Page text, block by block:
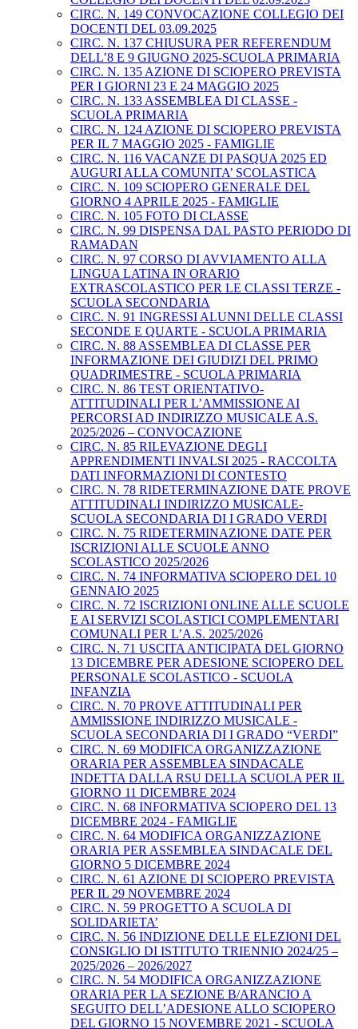
CIRC. N. 149 CONVOCAZIONE COLLEGIO DEI
DOCENTI DEL 03.09.2025
CIRC. N. 137 CHIUSURA PER REFERENDUM
DELL’8 E 9 GIUGNO 2025-SCUOLA PRIMARIA
CIRC. N. 135 AZIONE DI SCIOPERO PREVISTA
PER I GIORNI 23 E 24 MAGGIO 2025
CIRC. N. 133 ASSEMBLEA DI CLASSE -
SCUOLA PRIMARIA
CIRC. N. 124 AZIONE DI SCIOPERO PREVISTA
PER IL 7 MAGGIO 2025 - FAMIGLIE
CIRC. N. 116 VACANZE DI PASQUA 2025 ED
AUGURI ALLA COMUNITA’ SCOLASTICA
CIRC. N. 109 SCIOPERO GENERALE DEL
GIORNO 4 APRILE 2025 - FAMIGLIE
CIRC. N. 105 FOTO DI CLASSE
CIRC. N. 99 DISPENSA DAL PASTO PERIODO DI
RAMADAN
CIRC. N. 97 CORSO DI AVVIAMENTO ALLA
LINGUA LATINA IN ORARIO
EXTRASCOLASTICO PER LE CLASSI TERZE -
SCUOLA SECONDARIA
CIRC. N. 91 INGRESSI ALUNNI DELLE CLASSI
SECONDE E QUARTE - SCUOLA PRIMARIA
CIRC. N. 88 ASSEMBLEA DI CLASSE PER
INFORMAZIONE DEI GIUDIZI DEL PRIMO
QUADRIMESTRE - SCUOLA PRIMARIA
CIRC. N. 86 TEST ORIENTATIVO-
ATTITUDINALI PER L’AMMISSIONE AI
PERCORSI AD INDIRIZZO MUSICALE A.S.
2025/2026 – CONVOCAZIONE
CIRC. N. 85 RILEVAZIONE DEGLI
APPRENDIMENTI INVALSI 2025 - RACCOLTA
DATI INFORMAZIONI DI CONTESTO
CIRC. N. 78 RIDETERMINAZIONE DATE PROVE
ATTITUDINALI INDIRIZZO MUSICALE-
SCUOLA SECONDARIA DI I GRADO VERDI
CIRC. N. 75 RIDETERMINAZIONE DATE PER
ISCRIZIONI ALLE SCUOLE ANNO
SCOLASTICO 2025/2026
CIRC. N. 74 INFORMATIVA SCIOPERO DEL 10
GENNAIO 2025
CIRC. N. 72 ISCRIZIONI ONLINE ALLE SCUOLE
E AI SERVIZI SCOLASTICI COMPLEMENTARI
COMUNALI PER L’A.S. 2025/2026
CIRC. N. 71 USCITA ANTICIPATA DEL GIORNO
13 DICEMBRE PER ADESIONE SCIOPERO DEL
PERSONALE SCOLASTICO - SCUOLA
INFANZIA
CIRC. N. 70 PROVE ATTITUDINALI PER
AMMISSIONE INDIRIZZO MUSICALE -
SCUOLA SECONDARIA DI I GRADO “VERDI”
CIRC. N. 69 MODIFICA ORGANIZZAZIONE
ORARIA PER ASSEMBLEA SINDACALE
INDETTA DALLA RSU DELLA SCUOLA PER IL
GIORNO 11 DICEMBRE 2024
CIRC. N. 68 INFORMATIVA SCIOPERO DEL 13
DICEMBRE 2024 - FAMIGLIE
CIRC. N. 64 MODIFICA ORGANIZZAZIONE
ORARIA PER ASSEMBLEA SINDACALE DEL
GIORNO 5 DICEMBRE 2024
CIRC. N. 61 AZIONE DI SCIOPERO PREVISTA
PER IL 29 NOVEMBRE 2024
CIRC. N. 59 PROGETTO A SCUOLA DI
SOLIDARIETA’
CIRC. N. 56 INDIZIONE DELLE ELEZIONI DEL
CONSIGLIO DI ISTITUTO TRIENNIO 2024/25 –
2025/2026 – 2026/2027
CIRC. N. 54 MODIFICA ORGANIZZAZIONE
ORARIA PER LA SEZIONE B/ARANCIO A
SEGUITO DELL’ADESIONE ALLO SCIOPERO
DEL GIORNO 15 NOVEMBRE 2021 - SCUOLA